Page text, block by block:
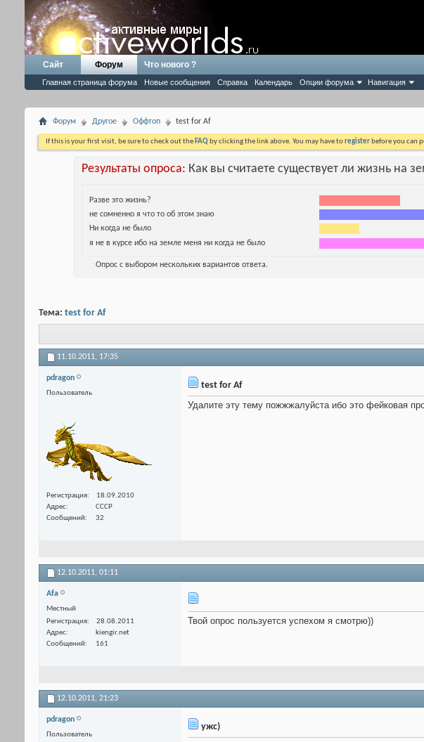
Сайт Форум
Главная страница форума Новые сообщения Справка Календарь Опции форума Навигация
Что нового ?
Форум Другое Оффтоп test for Af
If this is your first visit, be sure to check out the FAQ by clicking the link above. You may have toregister before you can
Результаты опроса: Как вы считаете существует ли жизнь на
Разве это жизнь?
не сомненно я что то об этом знаю
Ни когда не было
я не в курсе ибо на земле меня ни когда не было
Опрос с выбором нескольких вариантов ответа.
Тема: test for Af
11.10.2011, 17:35
pdragon
Пользователь
Регистрация
18.09.2010
Адрес
СССР
Сообщений
32
test for Af
Удалите эту тему пожжжалуйста ибо это фейковая
12.10.2011, 01:11
Afa
Местный
Регистрация
28.08.2011
Адрес
kiengir.net
Сообщений
161
Твой опрос пользуется успехом я смотрю))
12.10.2011, 21:23
pdragon
Пользователь
ужс)